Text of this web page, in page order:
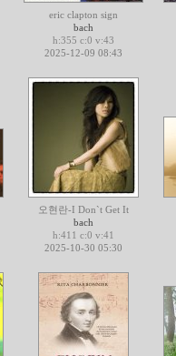
eric clapton sign
bach
h:355 c:0 v:43
2025-12-09 08:43
오현란-I Don`t Get It
bach
h:411 c:0 v:41
2025-10-30 05:30